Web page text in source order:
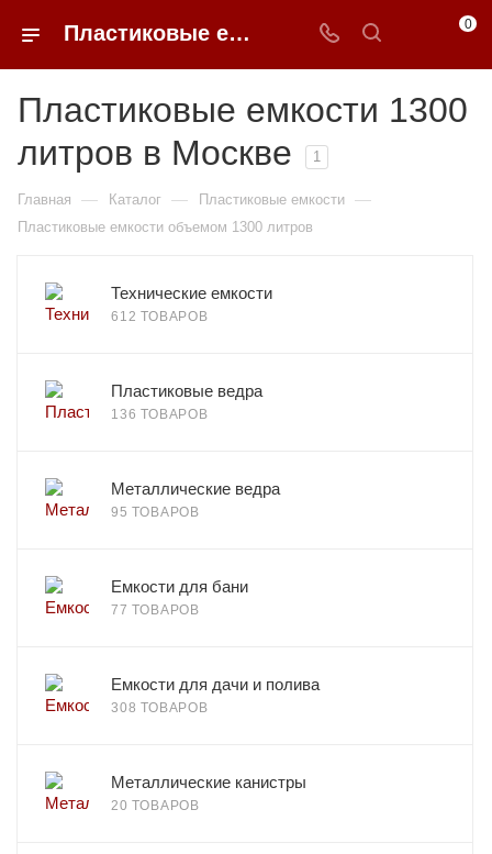
Пластиковые емкости 1300 литров в Москве 0
Пластиковые емкости 1300
литров в Москве
1
Главная — Каталог — Пластиковые емкости —
Пластиковые емкости объемом 1300 литров
Технические емкости
612 ТОВАРОВ
Пластиковые ведра
136 ТОВАРОВ
Металлические ведра
95 ТОВАРОВ
Емкости для бани
77 ТОВАРОВ
Емкости для дачи и полива
308 ТОВАРОВ
Металлические канистры
20 ТОВАРОВ